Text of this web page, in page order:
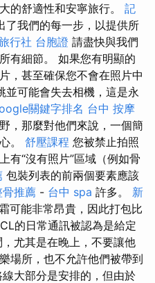
的舒適性和安寧旅行。 記
了我們的每一步，以提供所
行社 台胞證 請盡快與我們
有細節。 如果您有明顯的
，甚至確保您不會在照片中
並可能會失去相機，這是永
關鍵字排名 台中 按摩
，那麼對他們來說，一個簡
。 舒壓課程 您被禁止拍照
有“沒有照片”區域（例如骨
包裝列表的前兩個要素應該
推薦 - 台中 spa 許多。 新
可能非常昂貴，因此打包比
的日常通訊被認為是給定
尤其是在晚上，不要讓他
場所，也不允許他們被帶到
大部分是安排的，但由於